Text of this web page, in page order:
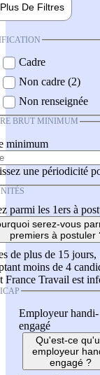
Plus De Filtres
Cadre
Non cadre (2)
Non renseignée
BRUT MINIMUM
minimum
une périodicité
parmi les 1ers à
serez-vous
premiers à postuler
de plus de 15 jours,
moins de 4
France Travail est
Employeur handi-
engagé
Qu'est-ce
employeur
engagé ?